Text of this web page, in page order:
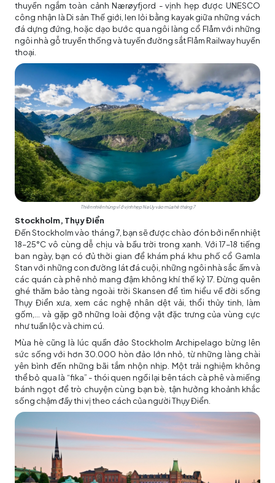
thuyền ngắm toàn cảnh Nærøyfjord - vịnh hẹp được UNESCO
công nhận là Di sản Thế giới, len lỏi bằng kayak giữa những vách
đá dựng đứng, hoặc dạo bước qua ngôi làng cổ Flåm với những
ngôi nhà gỗ truyền thống và tuyến đường sắt Flåm Railway huyền
thoại.
Thiên nhiên hùng vĩ ở vịnh hẹp Na Uy vào mùa hè tháng 7
Stockholm, Thụy Điển
Đến Stockholm vào tháng 7, bạn sẽ được chào đón bởi nền nhiệt
18–25°C vô cùng dễ chịu và bầu trời trong xanh. Với 17–18 tiếng
ban ngày, bạn có đủ thời gian để khám phá khu phố cổ Gamla
Stan với những con đường lát đá cuội, những ngôi nhà sắc ấm và
các quán cà phê nhỏ mang đậm không khí thế kỷ 17. Đừng quên
ghé thăm bảo tàng ngoài trời Skansen để tìm hiểu về đời sống
Thụy Điển xưa, xem các nghệ nhân dệt vải, thổi thủy tinh, làm
gốm,... và gặp gỡ những loài động vật đặc trưng của vùng cực
như tuần lộc và chim cú.
Mùa hè cũng là lúc quần đảo Stockholm Archipelago bừng lên
sức sống với hơn 30.000 hòn đảo lớn nhỏ, từ những làng chài
yên bình đến những bãi tắm nhộn nhịp. Một trải nghiệm không
thể bỏ qua là “fika” - thói quen ngồi lại bên tách cà phê và miếng
bánh ngọt để trò chuyện cùng bạn bè, tận hưởng khoảnh khắc
sống chậm đầy thi vị theo cách của người Thụy Điển.